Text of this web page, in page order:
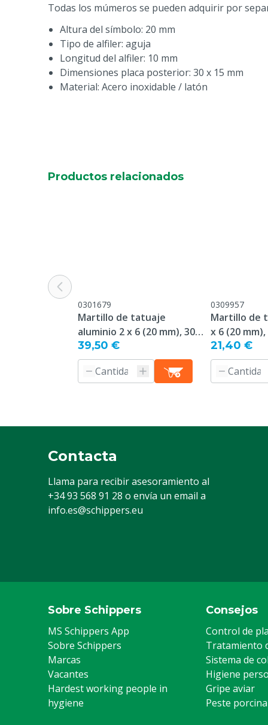
Todas los múmeros se pueden adquirir por
Altura del símbolo: 20 mm
Tipo de alfiler: aguja
Longitud del alfiler: 10 mm
Dimensiones placa posterior: 30 x 15 mm
Material: Acero inoxidable / latón
Productos relacionados
0301679
Martillo de tatuaje
aluminio 2 x 6 (20 mm), 30
mm placa
39,50 €
0309957
Martillo de
x 6 (20
21,40 €
Contacta
Llama para recibir asesoramiento al
+34 93 568 91 28 o envía un email a
info.es@schippers.eu
Sobre Schippers
MS Schippers App
Sobre Schippers
Marcas
Vacantes
Hardest working people in
hygiene
Consejos
Control de
Tratamiento
Sistema de
Higiene
Gripe aviar
Peste